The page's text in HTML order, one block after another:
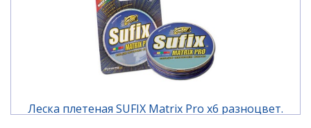
Леска плетеная SUFIX Matrix Pro x6 разноцвет.